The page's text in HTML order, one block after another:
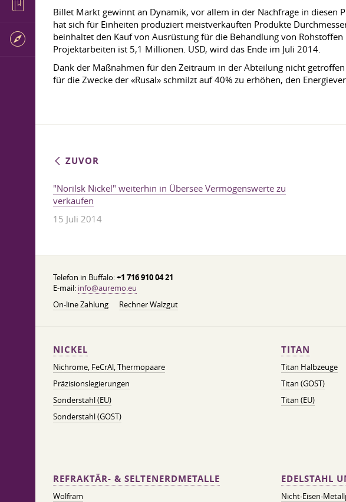
Billet Markt gewinnt an Dynamik, vor allem in der Nachfrage in diesen
hat sich für Einheiten produziert meistverkauften Produkte
beinhaltet den Kauf von Ausrüstung für die Behandlung von
Projektarbeiten ist 5,1 Millionen. USD, wird das Ende im Juli 2014.
Dank der Maßnahmen für den Zeitraum in der Abteilung nicht
für die Zwecke der «Rusal» schmilzt auf 40% zu erhöhen, den
ZUVOR
"Norilsk Nickel" weiterhin in Übersee Vermögenswerte zu
verkaufen
15 Juli 2014
Telefon in Buffalo:+1 716 910 04 21
E-mail: info@auremo.eu
On-line Zahlung
Rechner Walzgut
NICKEL
Nichrome, FeСrAl, ​​Thermopaare
Präzisionslegierungen
Sonderstahl (EU)
Sonderstahl (GOST)
TITAN
Titan Halbzeuge
Titan (GOST)
Titan (EU)
REFRAKTÄR- & SELTENERDMETALLE
Wolfram
EDELSTAHL
Nicht-Eisen-